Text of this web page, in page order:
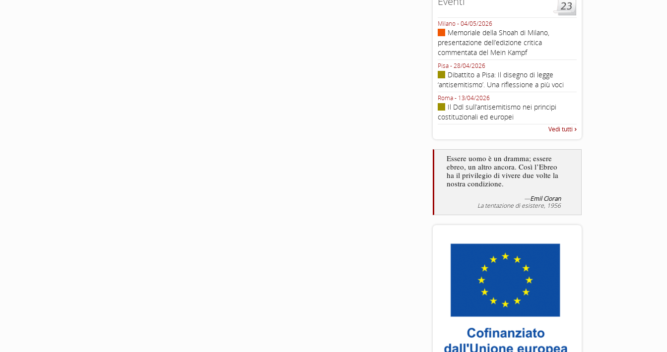
Milano - 04/05/2026
Memoriale della Shoah di Milano,
presentazione dell’edizione critica
commentata del Mein Kampf
Pisa - 28/04/2026
Dibattito a Pisa: Il disegno di legge
‘antisemitismo’. Una riflessione a più voci
Roma - 13/04/2026
Il Ddl sull’antisemitismo nei principi
costituzionali ed europei
Vedi tutti
Essere uomo è un dramma; essere
ebreo, un altro ancora. Così l’Ebreo
ha il privilegio di vivere due volte la
nostra condizione.
—Emil Cioran
La tentazione di esistere, 1956